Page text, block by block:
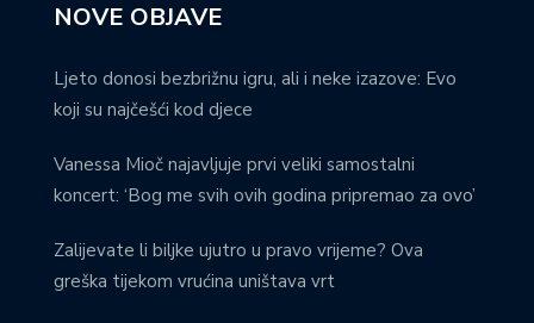
NOVE OBJAVE
Ljeto donosi bezbrižnu igru, ali i neke izazove: Evo
koji su najčešći kod djece
Vanessa Mioč najavljuje prvi veliki samostalni
koncert: ‘Bog me svih ovih godina pripremao za ovo’
Zalijevate li biljke ujutro u pravo vrijeme? Ova
greška tijekom vrućina uništava vrt